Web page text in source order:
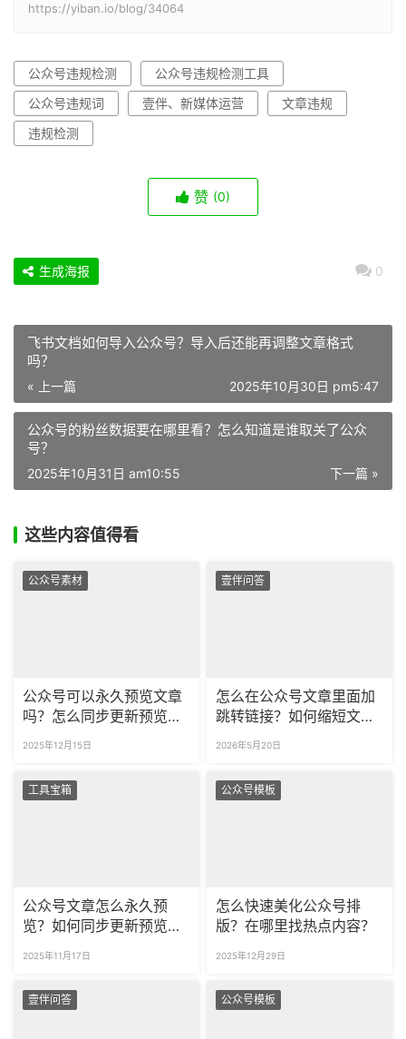
https://yiban.io/blog/34064
公众号违规检测
公众号违规检测工具
公众号违规词
壹伴、新媒体运营
文章违规
违规检测
赞 (0)
0
生成海报
飞书文档如何导入公众号？导入后还能再调整文章格式
吗？
« 上一篇 2025年10月30日 pm5:47
公众号的粉丝数据要在哪里看？怎么知道是谁取关了公众
号？
下一篇 »
2025年10月31日 am10:55
这些内容值得看
公众号素材
公众号可以永久预览文章
吗？怎么同步更新预览链
2025年12月15日
壹伴问答
怎么在公众号文章里面加
跳转链接？如何缩短文章
2026年5月20日
工具宝箱
公众号文章怎么永久预
览？如何同步更新预览文
2025年11月17日
公众号模板
怎么快速美化公众号排
版？在哪里找热点内容？
2025年12月29日
壹伴问答 公众号模板